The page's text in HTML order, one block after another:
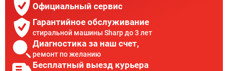
Официальный сервис
Гарантийное обслуживание
стиральной машины Sharp до 3 лет
Диагностика за наш счет,
ремонт по желанию
Бесплатный выезд курьера